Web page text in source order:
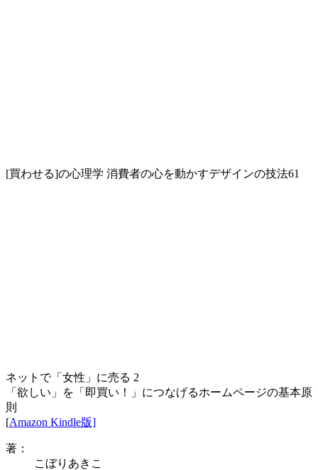
[買わせる]の心理学 消費者の心を動かすデザインの技法61
ネットで「女性」に売る 2
「欲しい」を「即買い！」につなげるホームページの基本原
則
[Amazon Kindle版]
著：
こぼりあきこ